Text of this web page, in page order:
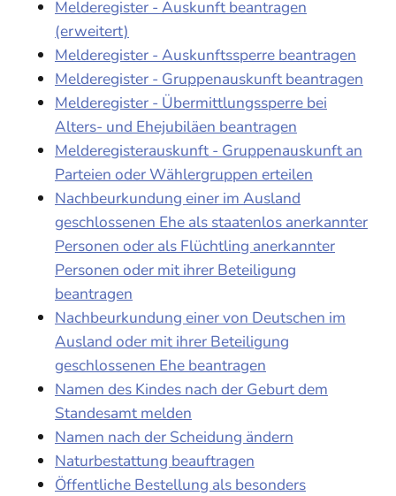
Melderegister - Auskunft beantragen
(erweitert)
Melderegister - Auskunftssperre beantragen
Melderegister - Gruppenauskunft beantragen
Melderegister - Übermittlungssperre bei
Alters- und Ehejubiläen beantragen
Melderegisterauskunft - Gruppenauskunft an
Parteien oder Wählergruppen erteilen
Nachbeurkundung einer im Ausland
geschlossenen Ehe als staatenlos anerkannter
Personen oder als Flüchtling anerkannter
Personen oder mit ihrer Beteiligung
beantragen
Nachbeurkundung einer von Deutschen im
Ausland oder mit ihrer Beteiligung
geschlossenen Ehe beantragen
Namen des Kindes nach der Geburt dem
Standesamt melden
Namen nach der Scheidung ändern
Naturbestattung beauftragen
Öffentliche Bestellung als besonders